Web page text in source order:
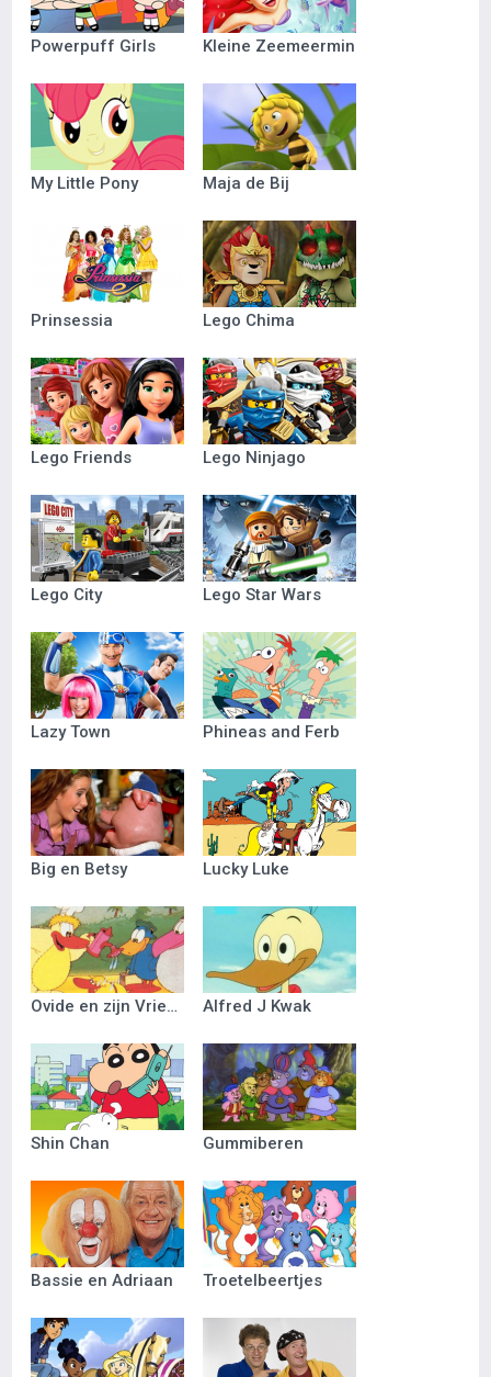
Powerpuff Girls Kleine Zeemeermin
My Little Pony Maja de Bij
Prinsessia Lego Chima
Lego Friends Lego Ninjago
Lego City Lego Star Wars
Lazy Town Phineas and Ferb
Big en Betsy Lucky Luke
Ovide en zijn Vriendjes Alfred J Kwak
Shin Chan Gummiberen
Bassie en Adriaan Troetelbeertjes